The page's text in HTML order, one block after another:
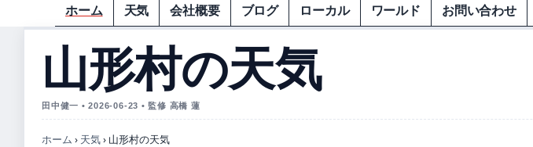
ホーム 天気 会社概要 ブログ ローカル ワールド お問い合わせ
山形村の天気
田中健一 • 2026-06-23 • 監修 高橋 蓮
ホーム › 天気› 山形村の天気